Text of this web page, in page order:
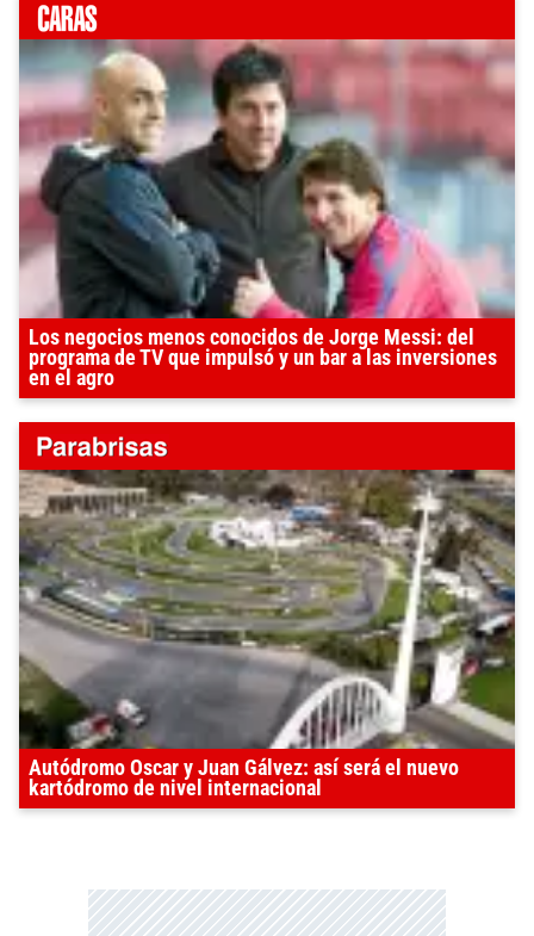
Los negocios menos conocidos de Jorge Messi: del
programa de TV que impulsó y un bar a las inversiones
en el agro
Autódromo Oscar y Juan Gálvez: así será el nuevo
kartódromo de nivel internacional